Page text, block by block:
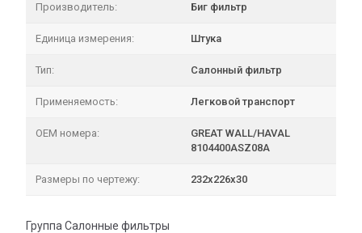
Производитель: Биг фильтр
Единица измерения: Штука
Тип: Салонный фильтр
Применяемость: Легковой транспорт
OEM номера:
GREAT WALL/HAVAL
8104400ASZ08A
Размеры по чертежу: 232х226х30
Группа Салонные фильтры